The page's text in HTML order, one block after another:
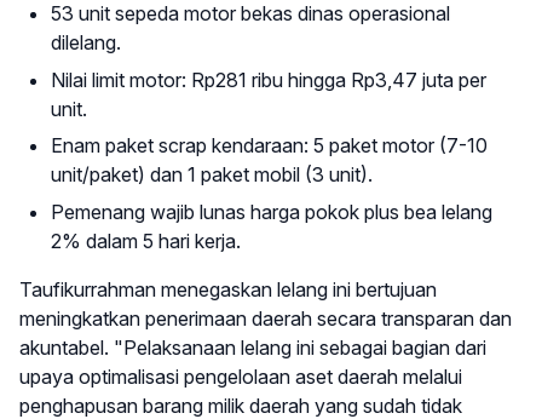
53 unit sepeda motor bekas dinas operasional
dilelang.
Nilai limit motor: Rp281 ribu hingga Rp3,47 juta per
unit.
Enam paket scrap kendaraan: 5 paket motor (7-10
unit/paket) dan 1 paket mobil (3 unit).
Pemenang wajib lunas harga pokok plus bea lelang
2% dalam 5 hari kerja.
Taufikurrahman menegaskan lelang ini bertujuan
meningkatkan penerimaan daerah secara transparan dan
akuntabel. "Pelaksanaan lelang ini sebagai bagian dari
upaya optimalisasi pengelolaan aset daerah melalui
penghapusan barang milik daerah yang sudah tidak